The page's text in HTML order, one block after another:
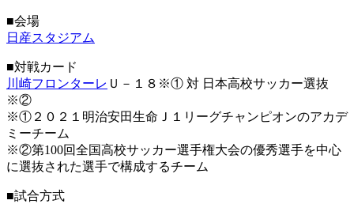
■会場
日産スタジアム
■対戦カード
川崎フロンターレ Ｕ－１８※① 対 日本高校サッカー選抜
※②
※①２０２１明治安田生命Ｊ１リーグチャンピオンのアカデ
ミーチーム
※②第100回全国高校サッカー選手権大会の優秀選手を中心
に選抜された選手で構成するチーム
■試合方式